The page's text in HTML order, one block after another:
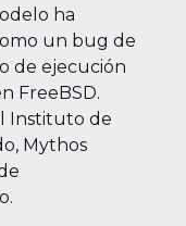
ha
un bug de
de ejecución
FreeBSD.
Instituto de
Mythos